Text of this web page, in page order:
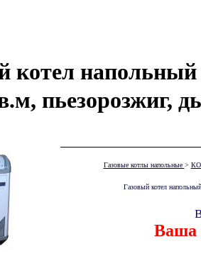
котел
пьезорозжиг,
Газовые котлы напольные >
Газовый котел
Ваша